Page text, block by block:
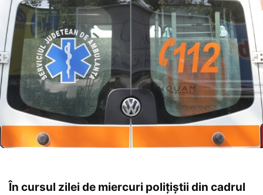
În cursul zilei de miercuri polițiștii din cadrul